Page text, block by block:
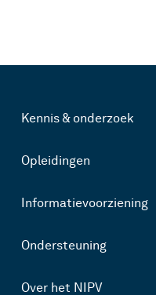
Kennis & onderzoek
Opleidingen
Informatievoorziening
Ondersteuning
Over het NIPV